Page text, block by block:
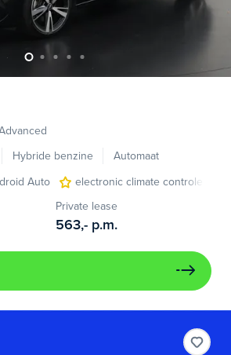
Hybride benzine
Automaat
Auto
electronic climate controle
Private lease
563,- p.m.